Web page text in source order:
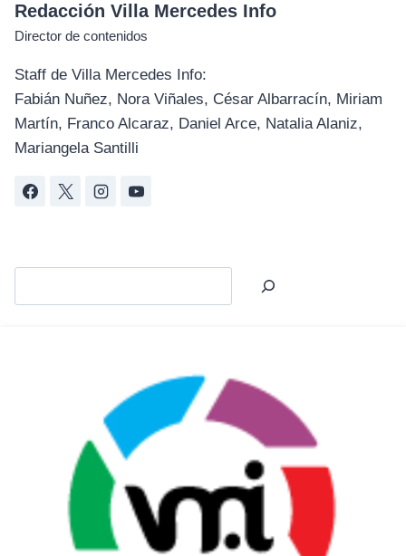
Redacción Villa Mercedes Info
Director de contenidos
Staff de Villa Mercedes Info:
Fabián Nuñez, Nora Viñales, César Albarracín, Miriam
Martín, Franco Alcaraz, Daniel Arce, Natalia Alaniz,
Mariangela Santilli